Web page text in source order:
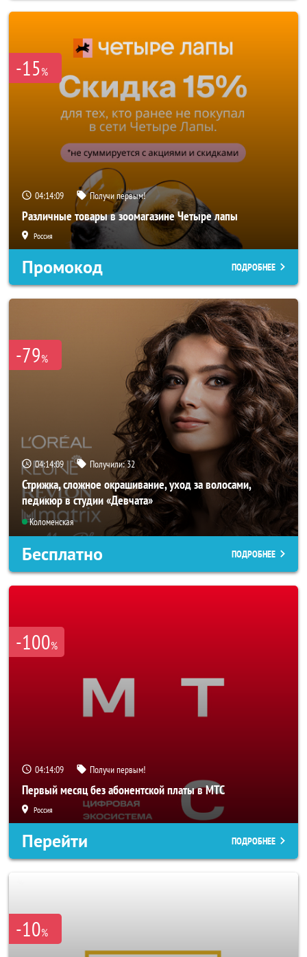
-15%
04:14:07 Получи первым!
Различные товары в зоомагазине Четыре лапы
Россия
Промокод ПОДРОБНЕЕ
-79%
04:14:07 Получили:32
Стрижка, сложное окрашивание, уход за волосами,
педикюр в студии «Девчата»
Коломенская
Бесплатно ПОДРОБНЕЕ
-100%
04:14:07 Получи первым!
Первый месяц без абонентской платы в МТС
Россия
Перейти ПОДРОБНЕЕ
-10%